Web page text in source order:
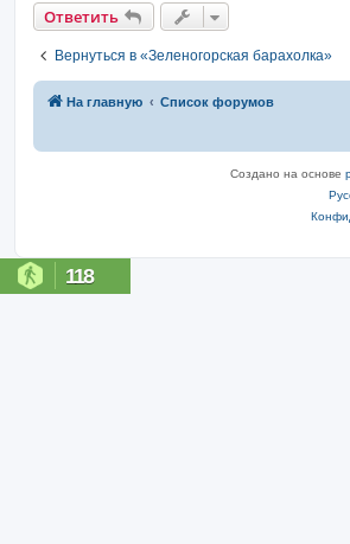
Ответить
Вернуться в «Зеленогорская барахолка»
На главную Список форумов
Создано на основе
118